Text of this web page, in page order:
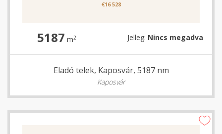
€16 528
5187 m2 Jelleg: Nincs megadva
Eladó telek, Kaposvár, 5187 nm
Kaposvár